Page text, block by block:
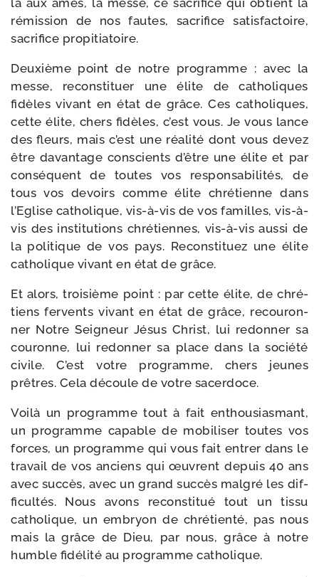
la aux âmes, la messe, ce sacri­fice qui obtient la
rémis­sion de nos fautes, sacri­fice satis­fac­toire,
sacri­fice propitiatoire.
Deuxième point de notre pro­gramme : avec la
messe, recons­ti­tuer une élite de catho­liques
fidèles vivant en état de grâce. Ces catho­liques,
cette élite, chers fidèles, c’est vous. Je vous lance
des fleurs, mais c’est une réa­li­té dont vous devez
être davan­tage conscients d’être une élite et par
consé­quent de toutes vos res­pon­sa­bi­li­tés, de
tous vos devoirs comme élite chré­tienne dans
l’Eglise catho­lique, vis-​à-​vis de vos familles, vis-​à-​
vis des ins­ti­tu­tions chré­tiennes, vis-​à-​vis aus­si de
la poli­tique de vos pays. Reconstituez une élite
catho­lique vivant en état de grâce.
Et alors, troi­sième point : par cette élite, de chré­
tiens fer­vents vivant en état de grâce, recou­ron­
ner Notre Seigneur Jésus Christ, lui redon­ner sa
cou­ronne, lui redon­ner sa place dans la socié­té
civile. C’est votre pro­gramme, chers jeunes
prêtres. Cela découle de votre sacerdoce.
Voilà un pro­gramme tout à fait enthou­sias­mant,
un pro­gramme capable de mobi­li­ser toutes vos
forces, un pro­gramme qui vous fait entrer dans le
tra­vail de vos anciens qui œuvrent depuis 40 ans
avec suc­cès, avec un grand suc­cès mal­gré les dif­
fi­cul­tés. Nous avons recons­ti­tué tout un tis­su
catho­lique, un embryon de chré­tien­té, pas nous
mais la grâce de Dieu, par nous, grâce à notre
humble fidé­li­té au pro­gramme catholique.